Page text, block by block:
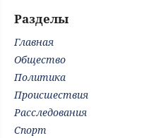
Разделы
Главная
Общество
Политика
Происшествия
Расследования
Спорт